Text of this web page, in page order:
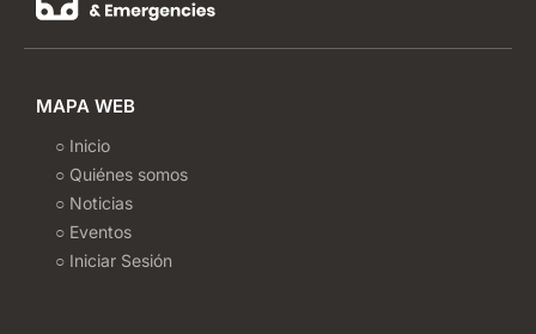
MAPA WEB
○ Inicio
○ Quiénes somos
○ Noticias
○ Eventos
○ Iniciar Sesión